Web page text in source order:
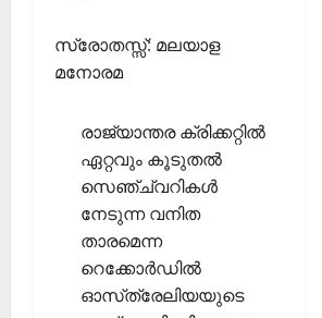
സ്രോതസ്സ്: മലയാള
മനോരമ
രാജ്യാന്തര ക്രിക്കറ്റില്‍
ഏറ്റവും കൂടുതല്‍
സെഞ്ച്വറികള്‍
നേടുന്ന വനിത
താരമെന്ന
റെക്കോര്‍ഡില്‍
ഓസ്‌ത്രേലിയയുടെ